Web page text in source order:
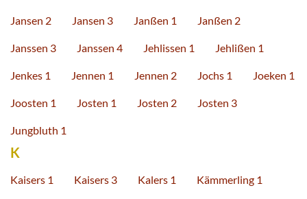
Jansen 2 Jansen 3 Janßen 1 Janßen 2
Janssen 3 Janssen 4 Jehlissen 1 Jehlißen 1
Jenkes 1 Jennen 1 Jennen 2 Jochs 1 Joeken 1
Joosten 1 Josten 1 Josten 2 Josten 3
Jungbluth 1
K
Kaisers 1 Kaisers 3 Kalers 1 Kämmerling 1